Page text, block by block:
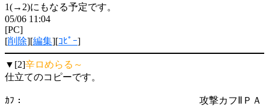
1(→2)にもなる予定です。
05/06 11:04
[PC]
[削除][編集][ｺﾋﾟｰ]
▼[2]辛ロめらる～
仕立てのコピーです。
ｶﾌ： 攻撃カフⅡＰＡ